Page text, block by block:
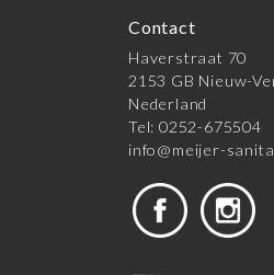
Contact
Haverstraat 70
2153 GB Nieuw-
Nederland
Tel: 0252-675504
info@meijer-